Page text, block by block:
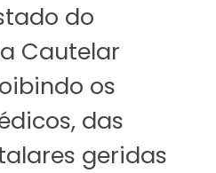
do
Cautelar
os
das
geridas